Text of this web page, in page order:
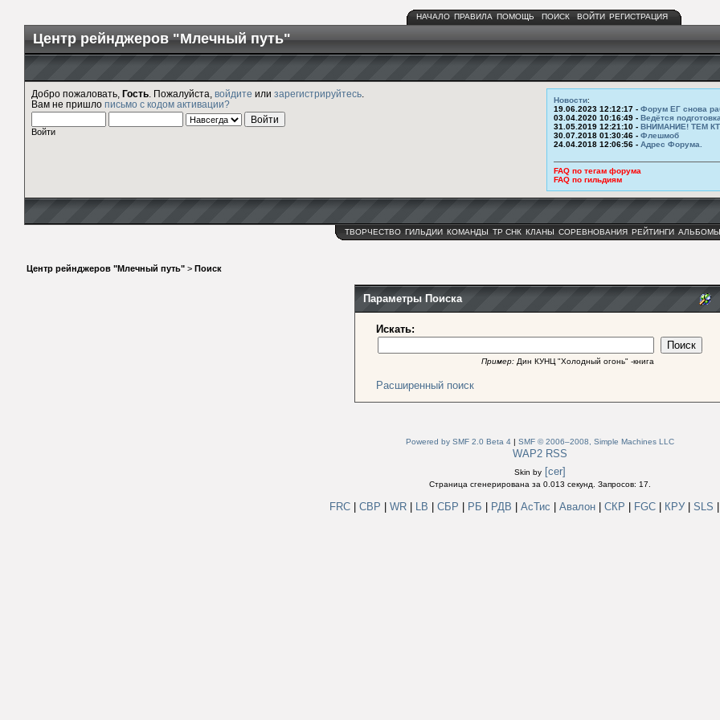
НАЧАЛО ПРАВИЛА ПОМОЩЬ ПОИСК ВОЙТИ РЕГИСТРАЦИЯ
Центр рейнджеров "Млечный путь"
Добро пожаловать, Гость . Пожалуйста, войдите или зарегистрируйтесь
Вам не пришло письмо с кодом активации?
Войти
Новости:
19.06.2023 12:12:17 - Форум ЕГ снова
03.04.2020 10:16:49 - Ведётся
31.05.2019 12:21:10 - ВНИМАНИЕ! ТЕМ
30.07.2018 01:30:46 - Флешмоб
24.04.2018 12:06:56 - Адрес Форума.
FAQ по тегам форума
FAQ по гильдиям
ТВОРЧЕСТВО ГИЛЬДИИ КОМАНДЫ ТР СНК КЛАНЫ СОРЕВНОВАНИЯ РЕЙТИНГИ АЛЬБОМЫ
Центр рейнджеров "Млечный путь" > Поиск
Параметры Поиска
Искать:
Пример: Дин КУНЦ "Холодный огонь" -книга
Расширенный поиск
Powered by SMF 2.0 Beta 4 | SMF © 2006–2008, Simple Machines LLC
WAP2 RSS
Skin by [cer]
Страница сгенерирована за 0.013 секунд. Запросов: 17.
FRC СВР WR LB СБР РБ РДВ АсТис Авалон СКР FGC КРУ SLS